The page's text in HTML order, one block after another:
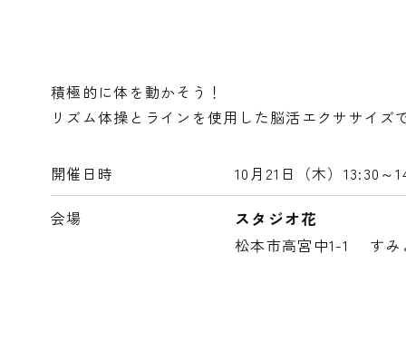
積極的に体を動かそう！
リズム体操とラインを使用した脳活エクササイズ
開催日時 10月21日（木） 13:30～
会場
スタジオ花
松本市高宮中1-1 すみ